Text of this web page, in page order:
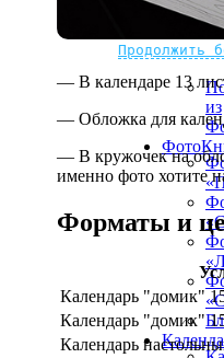
Не нашли Ваш
Мы
Продолжить
из
— В календаре 13
— Обложка для
— В кружочек на
именно фото хотите
Форматы и
Календарь "домик"
Календарь "домик"
Календарь